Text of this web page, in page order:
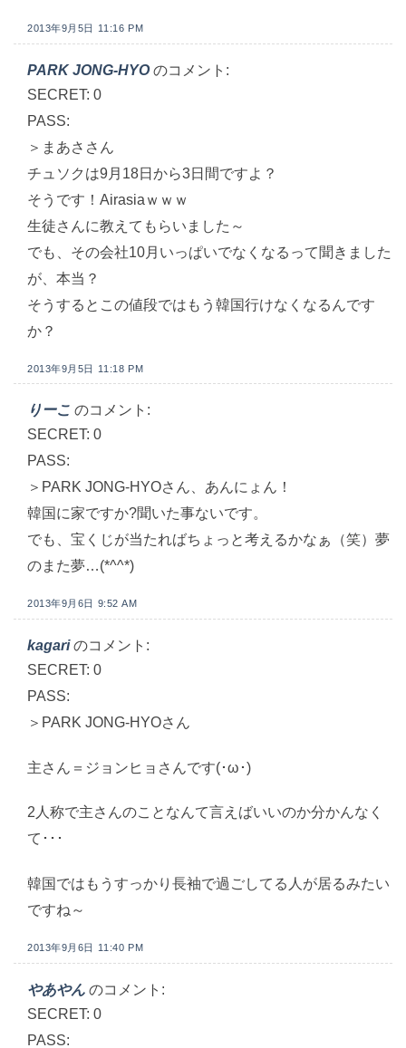
2013年9月5日 11:16 PM
PARK JONG-HYO のコメント:
SECRET: 0
PASS:
＞まあささん
チュソクは9月18日から3日間ですよ？
そうです！Airasiaｗｗｗ
生徒さんに教えてもらいました～
でも、その会社10月いっぱいでなくなるって聞きました
が、本当？
そうするとこの値段ではもう韓国行けなくなるんです
か？
2013年9月5日 11:18 PM
りーこ のコメント:
SECRET: 0
PASS:
＞PARK JONG-HYOさん、あんにょん！
韓国に家ですか?聞いた事ないです。
でも、宝くじが当たればちょっと考えるかなぁ（笑）夢
のまた夢…(*^^*)
2013年9月6日 9:52 AM
kagari のコメント:
SECRET: 0
PASS:
＞PARK JONG-HYOさん
主さん＝ジョンヒョさんです(･ω･)
2人称で主さんのことなんて言えばいいのか分かんなく
て･･･
韓国ではもうすっかり長袖で過ごしてる人が居るみたい
ですね～
2013年9月6日 11:40 PM
やあやん のコメント:
SECRET: 0
PASS: